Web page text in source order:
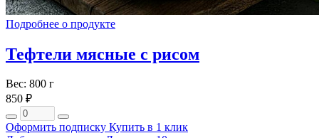
Подробнее о продукте
Тефтели мясные с рисом
Вес: 800 г
850 ₽
Оформить подписку Купить в 1 клик